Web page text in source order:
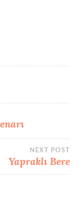
NEXT POST
Yapraklı Bere